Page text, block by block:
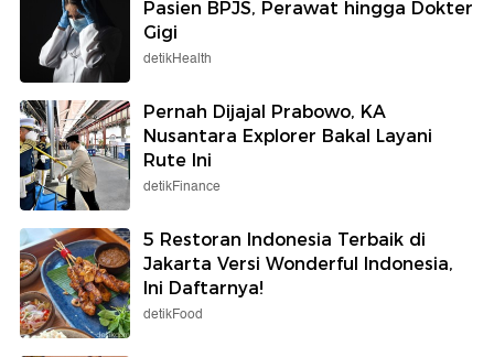
Pasien BPJS, Perawat hingga Dokter
Gigi
detikHealth
Pernah Dijajal Prabowo, KA
Nusantara Explorer Bakal Layani
Rute Ini
detikFinance
5 Restoran Indonesia Terbaik di
Jakarta Versi Wonderful Indonesia,
Ini Daftarnya!
detikFood